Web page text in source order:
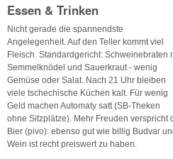
Essen & Trinken
Nicht gerade die spannendste
Angelegenheit. Auf den Teller kommt viel
Fleisch. Standardgericht: Schweinebraten
Semmelknödel und Sauerkraut - wenig
Gemüse oder Salat. Nach 21 Uhr bleiben
viele tschechische Küchen kalt. Für wenig
Geld machen Automaty satt (SB-Theken
ohne Sitzplätze). Mehr Freuden
Bier (pivo): ebenso gut wie billig Budvar
Wein ist recht preiswert zu haben.